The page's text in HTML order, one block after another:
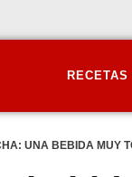
RECETAS
UNA BEBIDA MUY